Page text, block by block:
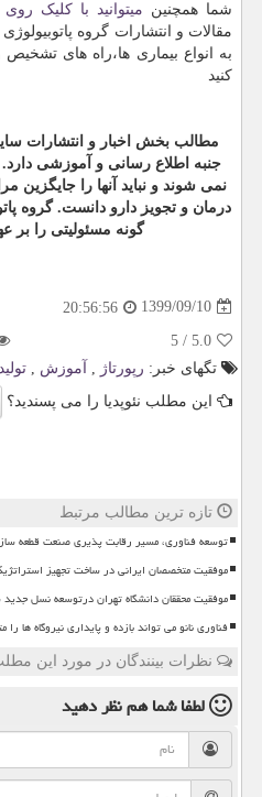
شما همچنین میتوانید با کلیک
مقالات و انتشارات گروه
به انواع بیماری ها،راه های تشخیص
کنید
مطالب بخش اخبار و انتشارات
جنبه اطلاع رسانی و آموزشی
نمی شوند و نباید آنها را
درمان و تجویز دارو دانست. گروه
گونه مسئولیتی را بر
1399/09/10
20:56:56
5.0
/
5
تگهای خبر: رپورتاژ آموزش تولید
این مطلب نئوپدیا را می پسندید؟
تازه ترین مطالب مرتبط
توسعه فناوری، مسیر رقابت پذیری صنعت قطعه
موفقیت متخصصان ایرانی در ساخت تجهیز
موفقیت محققان دانشگاه تهران درتوسعه نسل
فناوری نانو می تواند بازده و پایداری نیروگاه ها را
نظرات بینندگان در مورد این
لطفا شما همنظر دهید